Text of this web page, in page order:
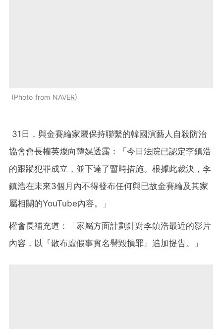
Photo from NAVER
31日，與金賽綸家屬保持聯繫的韓國演藝人自殺防治
協會會長權英燦向韓媒透露：「今日法院已認定李鎮浩
的跟蹤犯罪成立，並下達了暫時措施。根據此裁決，李
鎮浩在未來3個月內不得發布任何與已故金賽綸及其家
屬相關的YouTube內容。」
權會長補充道：「家屬方面計劃針對李鎮浩最近的影片
內容，以『散布虛假事實名譽毀損罪』追加提告。」